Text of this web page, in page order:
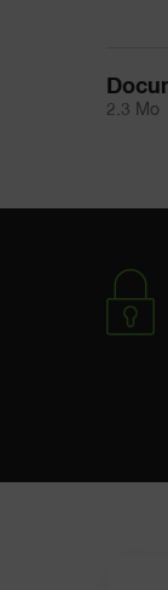
2.3 Mo